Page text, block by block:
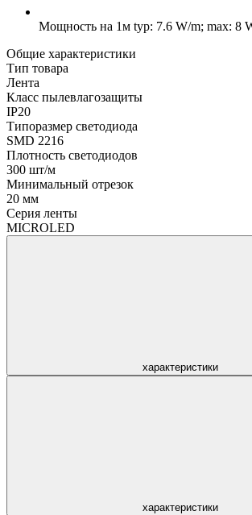
Мощность на 1м typ: 7.6 W/m; max: 8
Общие характеристики
Тип товара
Лента
Класс пылевлагозащиты
IP20
Типоразмер светодиода
SMD 2216
Плотность светодиодов
300 шт/м
Минимальный отрезок
20 мм
Серия ленты
MICROLED
характеристики
характеристики